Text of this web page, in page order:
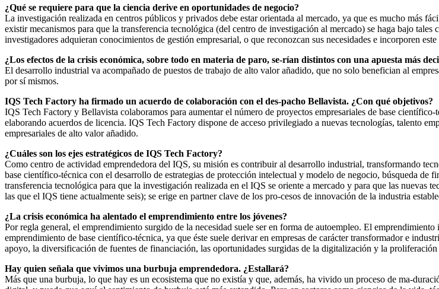
¿Qué se requiere para que la ciencia derive en oportunidades de negocio?
La investigación realizada en centros públicos y privados debe estar orientada al mercado, ya que es mucho más
existir mecanismos para que la transferencia tecnológica (del centro de investigación al mercado) se haga bajo
investigadores adquieran conocimientos de gestión empresarial, o que reconozcan sus necesidades e incorporen
¿Los efectos de la crisis económica, sobre todo en materia de paro, se-rían distintos con una apuesta más
El desarrollo industrial va acompañado de puestos de trabajo de alto valor añadido, que no solo benefician al
por sí mismos.
IQS Tech Factory ha firmado un acuerdo de colaboración con el des-pacho Bellavista. ¿Con qué objetivos?
IQS Tech Factory y Bellavista colaboramos para aumentar el número de proyectos empresariales de base
elaborando acuerdos de licencia. IQS Tech Factory dispone de acceso privilegiado a nuevas tecnologías, talento
empresariales de alto valor añadido.
¿Cuáles son los ejes estratégicos de IQS Tech Factory?
Como centro de actividad emprendedora del IQS, su misión es contribuir al desarrollo industrial, transformando
base científico-técnica con el desarrollo de estrategias de protección intelectual y modelo de negocio, búsqueda
transferencia tecnológica para que la investigación realizada en el IQS se oriente a mercado y para que las
las que el IQS tiene actualmente seis); se erige en partner clave de los pro-cesos de innovación de la industria
¿La crisis económica ha alentado el emprendimiento entre los jóvenes?
Por regla general, el emprendimiento surgido de la necesidad suele ser en forma de autoempleo. El
emprendimiento de base científico-técnica, ya que éste suele derivar en empresas de carácter transformador e
apoyo, la diversificación de fuentes de financiación, las oportunidades surgidas de la digitalización y la
Hay quien señala que vivimos una burbuja emprendedora. ¿Estallará?
Más que una burbuja, lo que hay es un ecosistema que no existía y que, además, ha vivido un proceso de ma-